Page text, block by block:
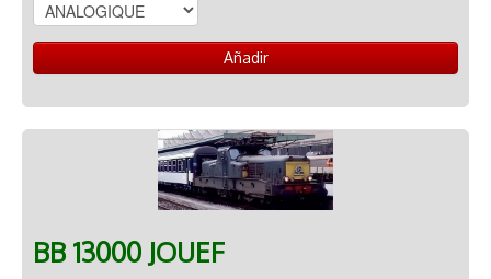
Añadir
BB 13000 JOUEF